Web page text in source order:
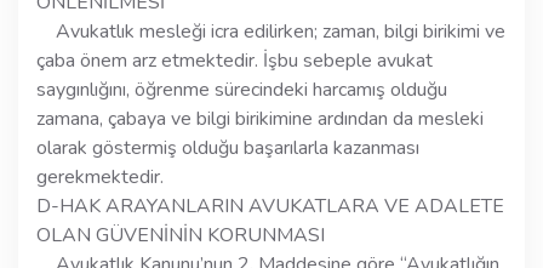
Avukatlık mesleği icra edilirken; zaman, bilgi birikimi ve
çaba önem arz etmektedir. İşbu sebeple avukat
saygınlığını, öğrenme sürecindeki harcamış olduğu
zamana, çabaya ve bilgi birikimine ardından da mesleki
olarak göstermiş olduğu başarılarla kazanması
gerekmektedir.
D-HAK ARAYANLARIN AVUKATLARA VE ADALETE
OLAN GÜVENİNİN KORUNMASI